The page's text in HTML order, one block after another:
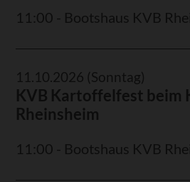
11:00 - Bootshaus KVB
11.10.2026 (Sonntag)
KVB Kartoffelfest beim
Rheinsheim
11:00 - Bootshaus KVB